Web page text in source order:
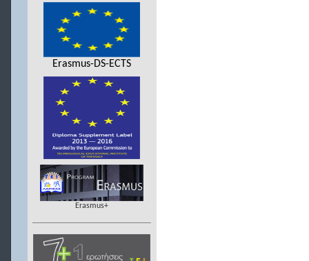
Erasmus-DS-ECTS
Erasmus+